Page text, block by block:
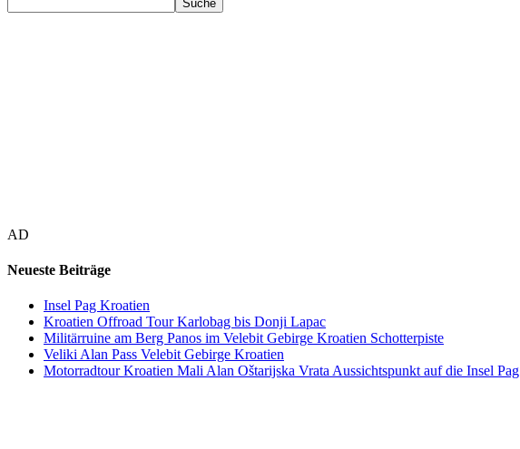
AD
Neueste Beiträge
Insel Pag Kroatien
Kroatien Offroad Tour Karlobag bis Donji Lapac
Militärruine am Berg Panos im Velebit Gebirge Kroatien Schotterpiste
Veliki Alan Pass Velebit Gebirge Kroatien
Motorradtour Kroatien Mali Alan Oštarijska Vrata Aussichtspunkt auf die Insel Pag